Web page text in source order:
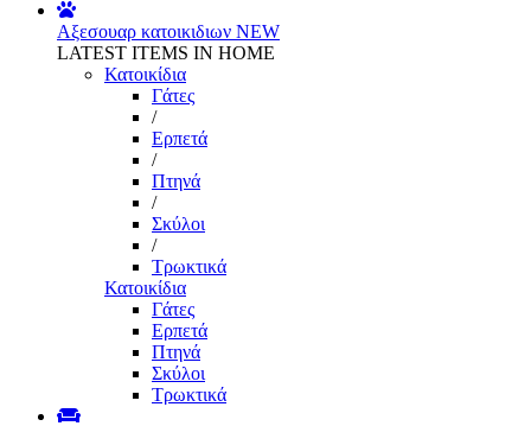
Αξεσουαρ κατοικιδιων NEW
LATEST ITEMS IN HOME
Κατοικίδια
Γάτες
/
Ερπετά
/
Πτηνά
/
Σκύλοι
/
Τρωκτικά
Κατοικίδια
Γάτες
Ερπετά
Πτηνά
Σκύλοι
Τρωκτικά